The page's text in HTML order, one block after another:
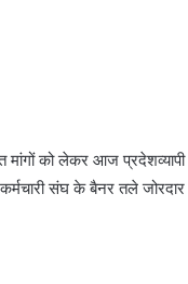
मांगों को लेकर आज
संघ के बैनर तले